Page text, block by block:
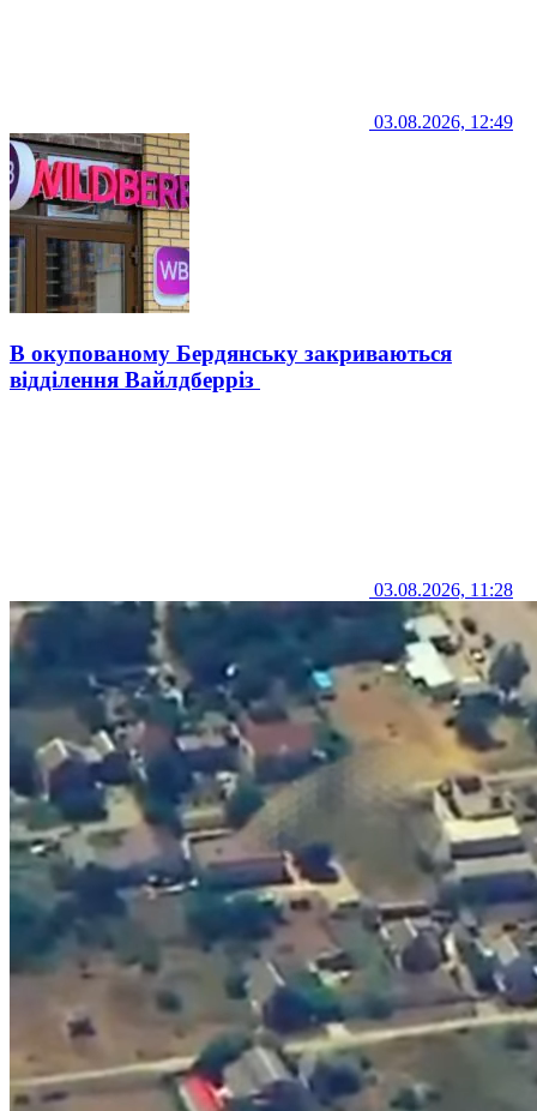
03.08.2026, 12:49
В окупованому Бердянську закриваються
відділення Вайлдберріз
03.08.2026, 11:28